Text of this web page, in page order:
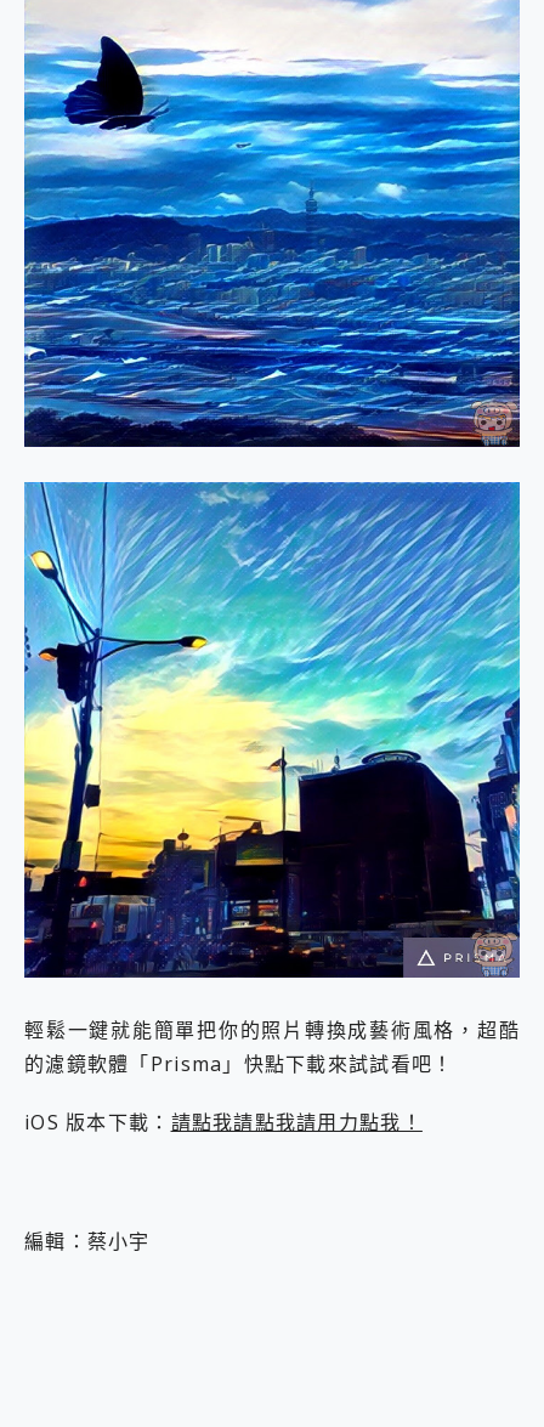
輕鬆一鍵就能簡單把你的照片轉換成藝術風格，超酷
的濾鏡軟體「Prisma」快點下載來試試看吧！
iOS 版本下載： 請點我請點我請用力點我！
編輯：蔡小宇